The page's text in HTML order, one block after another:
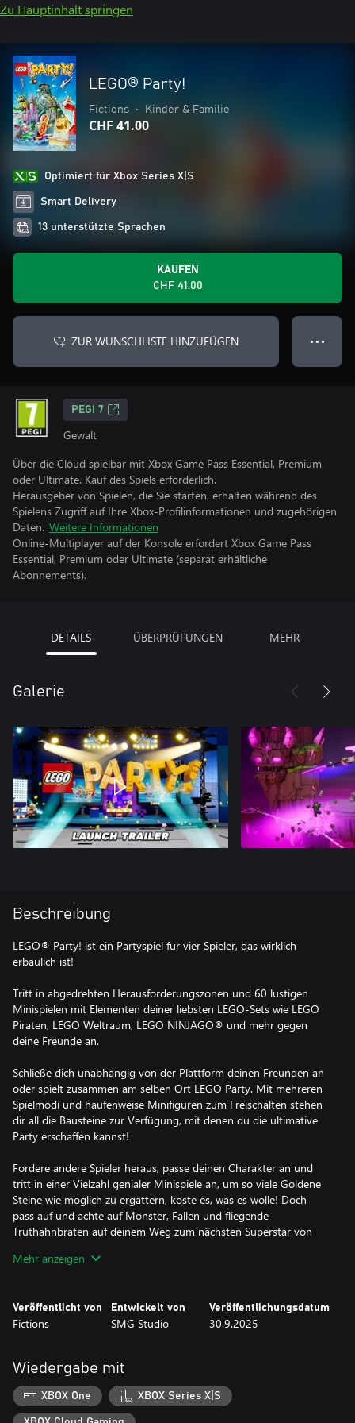
Zu Hauptinhalt springen
LEGO® Party!
Fictions • Kinder & Familie
CHF 41.00
Optimiert für Xbox Series X|S
Smart Delivery
13 unterstützte Sprachen
KAUFEN
CHF 41.00
ZUR WUNSCHLISTE HINZUFÜGEN ● ● ●
PEGI 7
Gewalt
Über die Cloud spielbar mit Xbox Game Pass Essential, Premium
oder Ultimate. Kauf des Spiels erforderlich.
Herausgeber von Spielen, die Sie starten, erhalten während des
Spielens Zugriff auf Ihre Xbox-Profilinformationen und zugehörigen
Daten. Weitere Informationen
Online-Multiplayer auf der Konsole erfordert Xbox Game Pass
Essential, Premium oder Ultimate (separat erhältliche
Abonnements).
DETAILS ÜBERPRÜFUNGEN MEHR
Galerie
Beschreibung
LEGO® Party! ist ein Partyspiel für vier Spieler, das wirklich
erbaulich ist!
Tritt in abgedrehten Herausforderungszonen und 60 lustigen
Minispielen mit Elementen deiner liebsten LEGO-Sets wie LEGO
Piraten, LEGO Weltraum, LEGO NINJAGO® und mehr gegen
deine Freunde an.
Schließe dich unabhängig von der Plattform deinen Freunden an
oder spielt zusammen am selben Ort LEGO Party. Mit mehreren
Spielmodi und haufenweise Minifiguren zum Freischalten stehen
dir all die Bausteine zur Verfügung, mit denen du die ultimative
Party erschaffen kannst!
Fordere andere Spieler heraus, passe deinen Charakter an und
tritt in einer Vielzahl genialer Minispiele an, um so viele Goldene
Steine wie möglich zu ergattern, koste es, was es wolle! Doch
pass auf und achte auf Monster, Fallen und fliegende
Truthahnbraten auf deinem Weg zum nächsten Superstar von
oder plattformübergreifenden Spiel mit dem Online-Multiplayer
für bis zu 4 Spieler. Ob du nun im Raketenball den Highscore
Dance-off so richtig abzappeln willst, du kannst LEGO Party!
allein oder mit anderen zusammen genießen!
Setz auf Gold:
Mehr anzeigen
Veröffentlicht von
Fictions
Entwickelt von
SMG Studio
Veröffentlichungsdatum
30.9.2025
Wiedergabe mit
XBOX One XBOX Series X|S